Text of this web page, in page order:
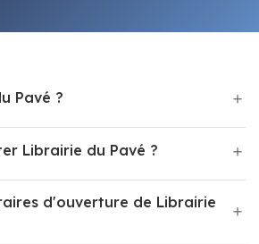
Pavé ?
Librairie du Pavé ?
d'ouverture de Librairie